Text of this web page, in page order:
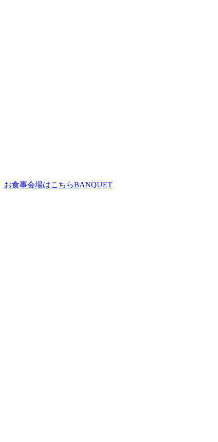
お食事会場はこちらBANQUET